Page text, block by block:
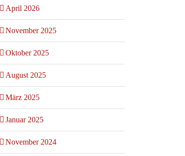
April 2026
November 2025
Oktober 2025
August 2025
März 2025
Januar 2025
November 2024